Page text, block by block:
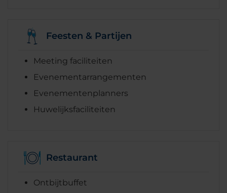
Feesten & Partijen
Meeting faciliteiten
Evenementarrangementen
Evenementenplanners
Huwelijksfaciliteiten
Restaurant
Ontbijtbuffet